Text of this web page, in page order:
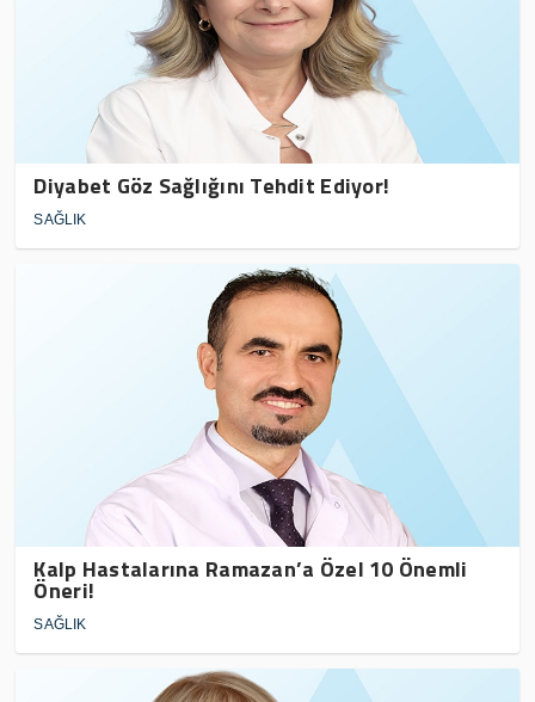
Diyabet Göz Sağlığını Tehdit Ediyor!
SAĞLIK
Kalp Hastalarına Ramazan’a Özel 10 Önemli
Öneri!
SAĞLIK